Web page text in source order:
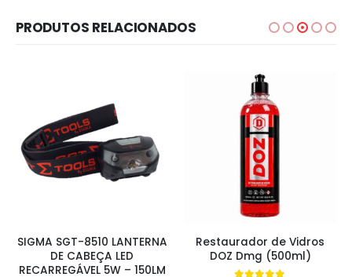
PRODUTOS RELACIONADOS
SIGMA SGT-8510 LANTERNA
DE CABEÇA LED
RECARREGÁVEL 5W – 150LM
Restaurador de Vidros
DOZ Dmg (500ml)